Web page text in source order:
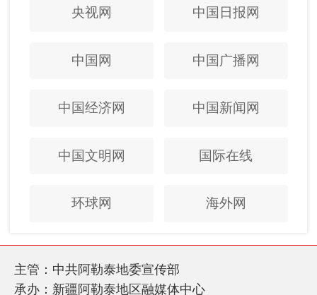
央视网 中国日报网
中国网 中国广播网
中国经济网 中国新闻网
中国文明网 国际在线
环球网 海外网
主管：中共阿勒泰地委宣传部
承办：新疆阿勒泰地区融媒体中心